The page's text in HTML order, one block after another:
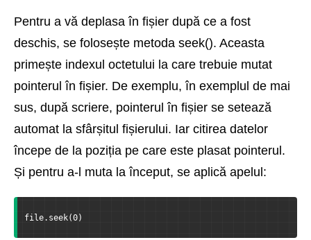
Pentru a vă deplasa în fișier după ce a fost
deschis, se folosește metoda seek(). Aceasta
primește indexul octetului la care trebuie mutat
pointerul în fișier. De exemplu, în exemplul de mai
sus, după scriere, pointerul în fișier se setează
automat la sfârșitul fișierului. Iar citirea datelor
începe de la poziția pe care este plasat pointerul.
Și pentru a-l muta la început, se aplică apelul:
file.seek(0)